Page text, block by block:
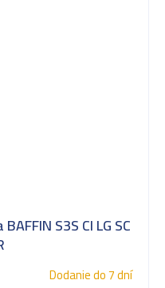
S3S CI LG SC
Dodanie do 7 dní